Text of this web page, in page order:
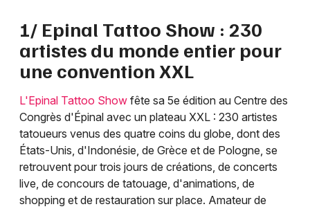
1/ Epinal Tattoo Show : 230
artistes du monde entier pour
une convention XXL
L'Epinal Tattoo Show fête sa 5e édition au Centre des
Congrès d'Épinal avec un plateau XXL : 230 artistes
tatoueurs venus des quatre coins du globe, dont des
États-Unis, d'Indonésie, de Grèce et de Pologne, se
retrouvent pour trois jours de créations, de concerts
live, de concours de tatouage, d'animations, de
shopping et de restauration sur place. Amateur de